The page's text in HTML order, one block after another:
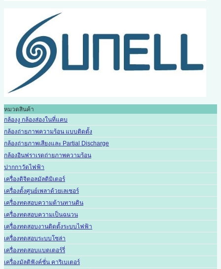
หมวดสินค้า
กล้องงู กล้องส่องในที่แคบ
กล้องถ่ายภาพความร้อน แบบติดตั้ง
กล้องถ่ายภาพเสียงและ Partial Discharge
กล้องอินฟราเรดถ่ายภาพความร้อน
ปากกาวัดไฟฟ้า
เครื่องดิจิตอลมัลติมิเตอร์
เครื่องตั้งศูนย์เพลาด้วยเลเซอร์
เครื่องทดสอบความต้านทานดิน
เครื่องทดสอบความเป็นฉนวน
เครื่องทดสอบงานติดตั้งระบบไฟฟ้า
เครื่องทดสอบระบบโซล่า
เครื่องทดสอบแบตเตอร์รี่
เครื่องมัลติฟังค์ชั่น คาริเบเตอร์